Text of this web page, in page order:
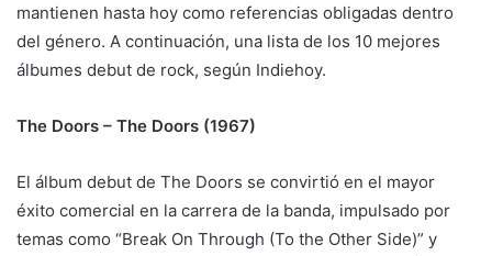
mantienen hasta hoy como referencias obligadas dentro
del género. A continuación, una lista de los 10 mejores
álbumes debut de rock, según Indiehoy.
The Doors – The Doors (1967)
El álbum debut de The Doors se convirtió en el mayor
éxito comercial en la carrera de la banda, impulsado por
temas como “Break On Through (To the Other Side)” y